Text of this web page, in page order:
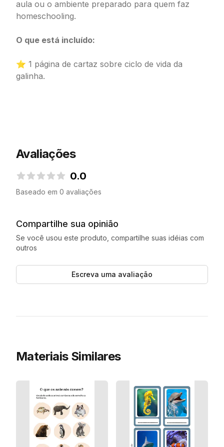
aula ou o ambiente preparado para quem faz
homeschooling.
O que está incluído:
⭐ 1 página de cartaz sobre ciclo de vida da
galinha.
Avaliações
0.0
Baseado em 0 avaliações
Compartilhe sua opinião
Se você usou este produto, compartilhe suas idéias com
outros
Escreva uma avaliação
Materiais Similares